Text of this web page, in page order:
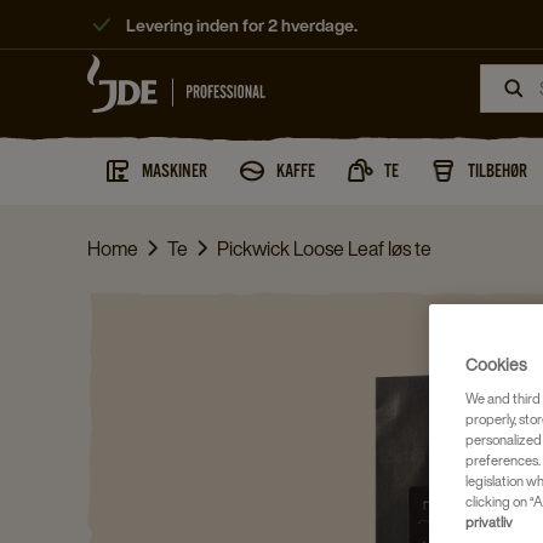
Levering inden for 2 hverdage.
MASKINER KAFFE TE TILBEHØR
Home Te Pickwick Loose Leaf løs te
Cookies
We and
properly,
legislation
clicking on
privatliv